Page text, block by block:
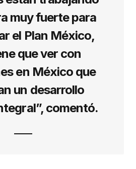
muy fuerte para
el Plan México,
que ver con
en México que
un desarrollo
comentó.